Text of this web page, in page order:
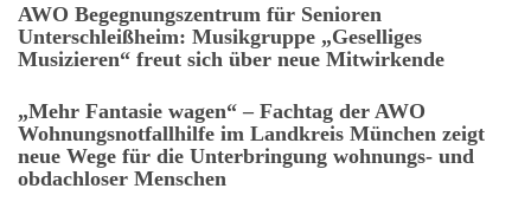
AWO Begegnungszentrum für Senioren
Unterschleißheim: Musikgruppe „Geselliges
Musizieren“ freut sich über neue Mitwirkende
„Mehr Fantasie wagen“ – Fachtag der AWO
Wohnungsnotfallhilfe im Landkreis München zeigt
neue Wege für die Unterbringung wohnungs- und
obdachloser Menschen